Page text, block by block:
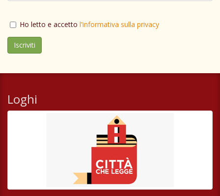
Ho letto e accetto l'informativa sulla privacy
Loghi